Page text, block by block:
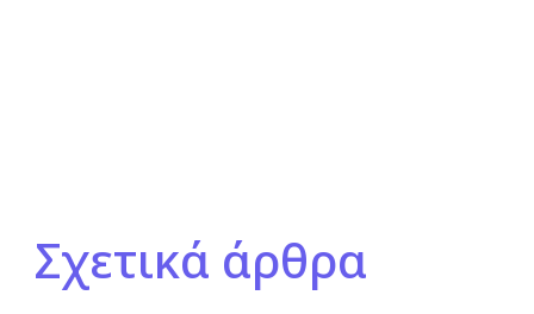
Σχετικά άρθρα